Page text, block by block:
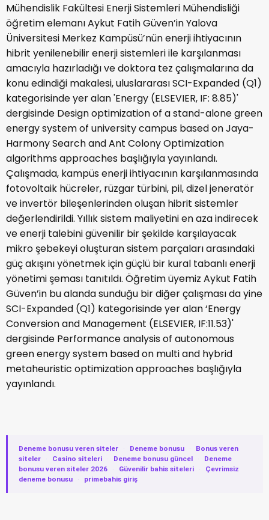
Mühendislik Fakültesi Enerji Sistemleri Mühendisliği
öğretim elemanı Aykut Fatih Güven’in Yalova
Üniversitesi Merkez Kampüsü’nün enerji ihtiyacının
hibrit yenilenebilir enerji sistemleri ile karşılanması
amacıyla hazırladığı ve doktora tez çalışmalarına da
konu edindiği makalesi, uluslararası SCI-Expanded (Q1)
kategorisinde yer alan 'Energy (ELSEVIER, IF: 8.85)'
dergisinde Design optimization of a stand-alone green
energy system of university campus based on Jaya-
Harmony Search and Ant Colony Optimization
algorithms approaches başlığıyla yayınlandı.
Çalışmada, kampüs enerji ihtiyacının karşılanmasında
fotovoltaik hücreler, rüzgar türbini, pil, dizel jeneratör
ve invertör bileşenlerinden oluşan hibrit sistemler
değerlendirildi. Yıllık sistem maliyetini en aza indirecek
ve enerji talebini güvenilir bir şekilde karşılayacak
mikro şebekeyi oluşturan sistem parçaları arasındaki
güç akışını yönetmek için güçlü bir kural tabanlı enerji
yönetimi şeması tanıtıldı. Öğretim üyemiz Aykut Fatih
Güven’in bu alanda sunduğu bir diğer çalışması da yine
SCI-Expanded (Q1) kategorisinde yer alan ‘Energy
Conversion and Management (ELSEVIER, IF:11.53)'
dergisinde Performance analysis of autonomous
green energy system based on multi and hybrid
metaheuristic optimization approaches başlığıyla
yayınlandı.
Deneme bonusu veren siteler · Deneme bonusu ·
Bonus veren
siteler
· Casino siteleri · Deneme bonusu güncel ·
Deneme
bonusu veren siteler 2026
· Güvenilir bahis siteleri ·
Çevrimsiz
deneme bonusu
· primebahis giriş